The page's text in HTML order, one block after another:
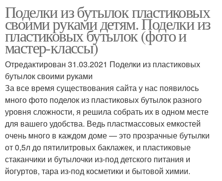
Поделки из бутылок пластиковых
своими руками детям. Поделки из
пластиковых бутылок (фото и
мастер-классы)
Отредактирован 31.03.2021 Поделки из пластиковых
бутылок своими руками
За все время существования сайта у нас появилось
много фото поделок из пластиковых бутылок разного
уровня сложности, я решила собрать их в одном месте
для вашего удобства. Ведь пластмассовых емкостей
очень много в каждом доме — это прозрачные бутылки
от 0,5л до пятилитровых баклажек, и пластиковые
стаканчики и бутылочки из-под детского питания и
йогуртов, тара из-под косметики и бытовой химии.